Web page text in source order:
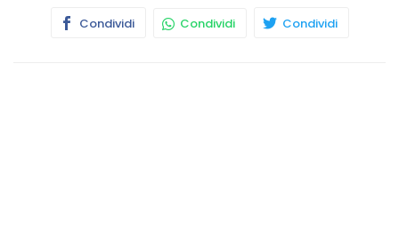
Condividi Condividi Condividi